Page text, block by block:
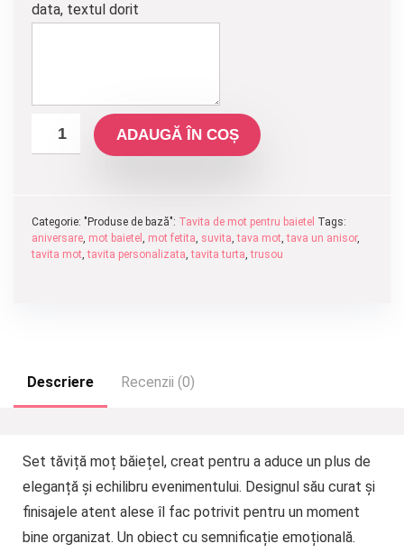
data, textul dorit
ADAUGĂ ÎN COȘ
Categorie: "Produse de bază": Tavita de mot pentru baietel Tags:
aniversare, mot baietel , mot fetita, suvita,tava mot,tava un anisor,
tavita mot,tavita personalizata,tavita turta,trusou
Descriere Recenzii (0)
Set tăviță moț băiețel, creat pentru a aduce un plus de
eleganță și echilibru evenimentului. Designul său curat și
finisajele atent alese îl fac potrivit pentru un moment
bine organizat. Un obiect cu semnificație emoțională.